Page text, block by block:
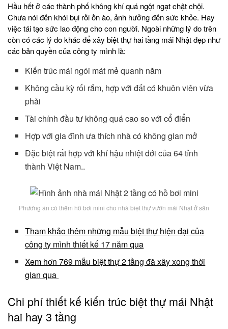
Hầu hết ở các thành phố không khí quá ngột ngạt chật chội.
Chưa nói đến khói bụi rồi ồn ào, ảnh hưởng đến sức khỏe. Hay
việc tái tạo sức lao động cho con người. Ngoài những lý do trên
còn có các lý do khác để xây biệt thự hai tầng mái Nhật đẹp như
các bản quyền của công ty mình là:
Kiến trúc mái ngói mát mẻ quanh năm
Không cầu kỳ rối rắm, hợp với đất có khuôn viên vừa
phải
Tài chính đầu tư không quá cao so với cổ điển
Hợp với gia đình ưa thích nhà có không gian mở
Đặc biệt rất hợp với khí hậu nhiệt đới của 64 tỉnh
thành Việt Nam..
Phương án có thêm hồ bơi mini cho nhà biệt thự vườn mái Nhật ở sân
Tham khảo thêm những mẫu biệt thự hiện đại của
công ty mình thiết kế 17 năm qua
Xem hơn 769 mẫu biệt thự 2 tầng đã xây xong thời
gian qua
Chi phí thiết kế kiến trúc biệt thự mái Nhật
hai hay 3 tầng